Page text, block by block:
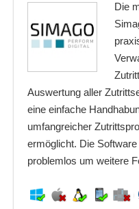
Die
Auswertung aller
eine einfache
umfangreicher
ermöglicht. Die
problemlos um weitere